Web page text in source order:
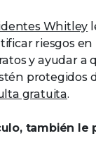
Whitley
riesgos
y ayudar a
protegidos
gratuita.
también le